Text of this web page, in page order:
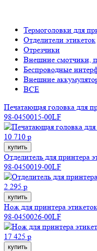
Термоголовки для
Отделители этикеток
Отрезчики
Внешние смотчики,
Беспроводные
Внешние
ВСЕ
Печатающая головка для
98-0450015-00LF
10 710 р
купить
Отделитель для принтера
98-0450019-00LF
2 295 р
купить
Нож для принтера
98-0450026-00LF
17 425 р
купить